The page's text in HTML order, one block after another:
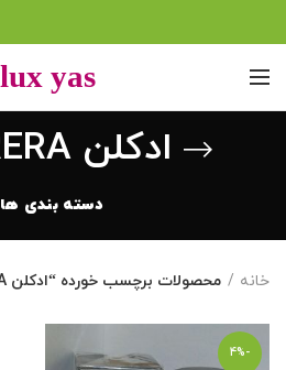
ادکلن CARRERA
دسته بندی ها
خانه محصولات برچسب خورده “ادکلن CARRERA”
-4%